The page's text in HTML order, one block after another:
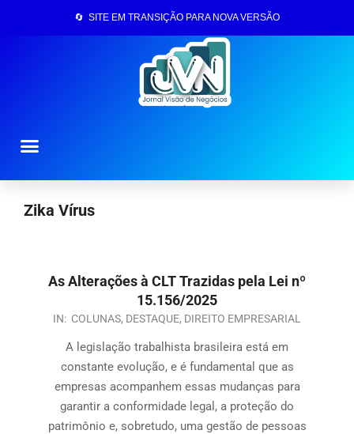
🔄 SITE EM TRANSIÇÃO PARA NOVA VERSÃO
Zika Vírus
As Alterações à CLT Trazidas pela Lei nº
15.156/2025
IN: COLUNAS, DESTAQUE, DIREITO EMPRESARIAL
A legislação trabalhista brasileira está em
constante evolução, e é fundamental que as
empresas acompanhem essas mudanças para
garantir a conformidade legal, a proteção do
patrimônio e, sobretudo, uma gestão de pessoas